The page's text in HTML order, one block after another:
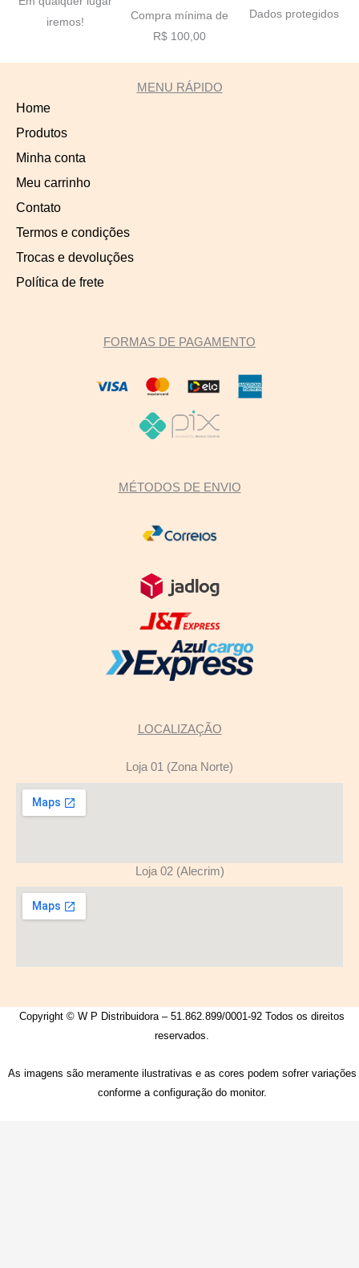
iremos!
Compra mínima de
R$ 100,00
Dados protegidos
MENU RÁPIDO
Home
Produtos
Minha conta
Meu carrinho
Contato
Termos e condições
Trocas e devoluções
Política de frete
FORMAS DE PAGAMENTO
MÉTODOS DE ENVIO
LOCALIZAÇÃO
Loja 01 (Zona Norte)
Loja 02 (Alecrim)
Copyright © W P Distribuidora – 51.862.899/0001-92 Todos os direitos
reservados.
As imagens são meramente ilustrativas e as cores podem sofrer variações
conforme a configuração do monitor.